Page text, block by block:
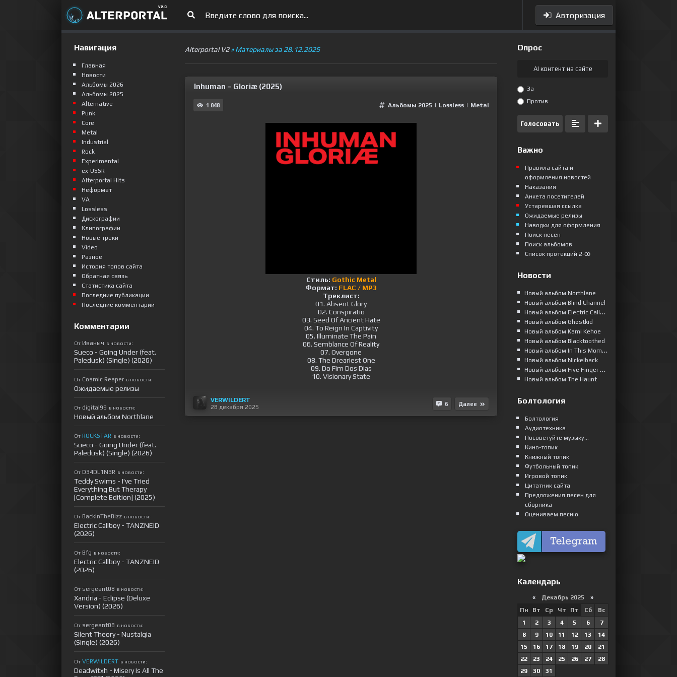
Авторизация
Alterportal V2» Материалы за 28.12.2025
Inhuman – Gloriæ (2025)
1 048 Альбомы 2025 | Lossless | Metal
Стиль: Gothic Metal
Формат: FLAC / MP3
Треклист:
01. Absent Glory
02. Conspiratio
03. Seed Of Ancient Hate
04. To Reign In Captivity
05. Illuminate The Pain
06. Semblance Of Reality
07. Overgone
08. The Dreariest One
09. Do Fim Dos Dias
10. Visionary State
VERWILDERT
28 декабря 2025
6 Далее
Навигация
Главная
Новости
Альбомы 2026
Альбомы 2025
Alternative
Punk
Сore
Metal
Industrial
Rock
Experimental
ex-USSR
Alterportal Hits
Неформат
VA
Lossless
Дискографии
Клипографии
Новые треки
Video
Разное
История топов сайта
Обратная связь
Статистика сайта
Последние публикации
Последние комментарии
Комментарии
От Иваныч в новости:
Sueco - Going Under (feat.
Paledusk) (Single) (2026)
От Cosmic Reaper в новости:
Ожидаемые релизы
От digital99 в новости:
Новый альбом Northlane
От ROCKSTAR в новости:
Sueco - Going Under (feat.
Paledusk) (Single) (2026)
От D34DL1N3R в новости:
Teddy Swims - I've Tried
Everything But Therapy
[Complete Edition] (2025)
От BackInTheBizz в новости:
Electric Callboy - TANZNEID
(2026)
От Bfg в новости:
Electric Callboy - TANZNEID
(2026)
От sergeant08 в новости:
Xandria - Eclipse (Deluxe
Version) (2026)
От sergeant08 в новости:
Silent Theory - Nustalgia
(Single) (2026)
От VERWILDERT в новости:
Deadwitxh - Misery Is All The
Опрос
AI контент на сайте
За
Против
Голосовать
Важно
Правила сайта и
оформления новостей
Наказания
Анкета посетителей
Устаревшая ссылка
Ожидаемые релизы
Наводки для оформления
Поиск песен
Поиск альбомов
Список протекций 2-ꝏ
Новости
Новый альбом Northlane
Новый альбом Blind Channel
Новый альбом Electric Callboy
Новый альбом Ghøstkid
Новый альбом Kami Kehoe
Новый альбом Blacktoothed
Новый альбом In This Moment
Новый альбом Nickelback
Новый альбом Five Finger Death Punch
Новый альбом The Haunt
Болтология
Болтология
Аудиотехника
Посоветуйте музыку...
Кино-топик
Книжный топик
Футбольный топик
Игровой топик
Цитатник сайта
Предложения песен для
сборника
Оцениваем песню
Календарь
«Декабрь 2025 »
Пн
Вт Ср Чт Пт Сб
Вс
1
2 3 4 5 6
7
8
9 10 11 12 13
14
15
16 17 18 19 20
21
22
23 24 25 26 27
28
29
30 31